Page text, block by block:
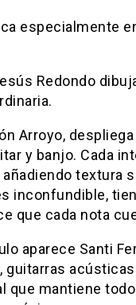
especialmente
Redondo
Arroyo,
y banjo. Cada
textura
inconfundible,
que cada nota
aparece Santi
guitarras
que mantiene